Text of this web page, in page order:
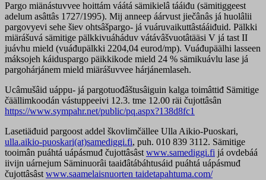
Pargo miänástuvvee hoittám váátá sämikielâ tááiđu (sämitiggeest
adelum asâttâs 1727/1995). Mij anneep áárvust jiečânâs já huolâlii
pargovyevi sehe šiev ohtsâšpargo- já vuáruvaikuttâstááiđuid. Pälkki
miärášuvá sämitige pälkkivuáháduv vátávâšvuotâtääsi V já tast II
juávhu mield (vuáđupälkki 2204,04 eurod/mp). Vuáđupäälhi lasseen
máksojeh káiduspargo päikkikode mield 24 % sämikuávlu lase já
pargohárjánem mield miärášuvvee hárjánemlaseh.
Ucâmušâid uáppu- já pargotuođâštusâiguin kalga toimâttiđ Sämitige
čäällimkoodán vástuppeeivi 12.3. tme 12.00 räi čujottâsân
https://www.sympahr.net/public/pq.aspx?138d8fc1
Lasetiäđuid pargoost addel škovlimčällee Ulla Aikio-Puoskari,
ulla.aikio-puoskari(at)samediggi.fi, puh. 010 839 3112. Sämitige
tooimân puáhtá uápásmuđ čujottâsâst www.samediggi.fi já ovdebáá
iivijn uárnejum Säminuorâi taaiđâtábáhtusáid puáhtá uápásmuđ
čujottâsâst www.saamelaisnuorten taidetapahtuma.com/